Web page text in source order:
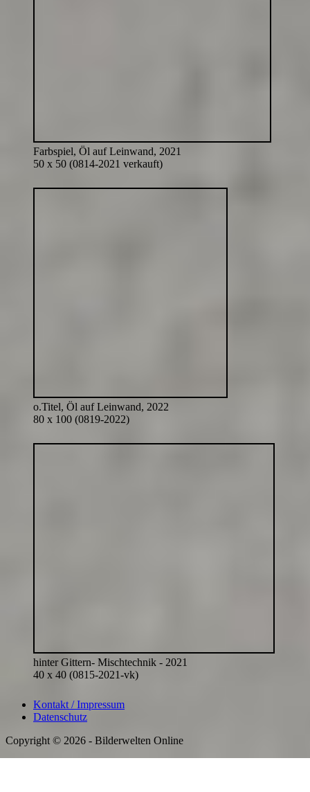
Farbspiel, Öl auf Leinwand, 2021
50 x 50 (0814-2021 verkauft)
o.Titel, Öl auf Leinwand, 2022
80 x 100 (0819-2022)
hinter Gittern- Mischtechnik - 2021
40 x 40 (0815-2021-vk)
Kontakt / Impressum
Datenschutz
Copyright © 2026 - Bilderwelten Online